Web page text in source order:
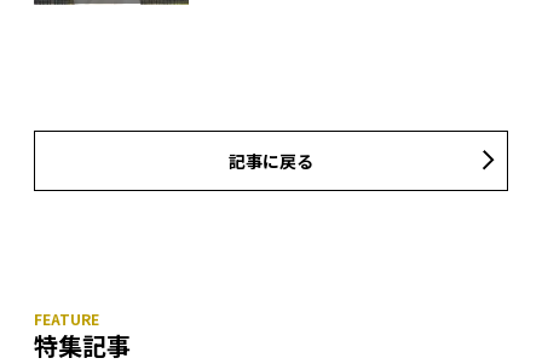
記事に戻る
特集記事